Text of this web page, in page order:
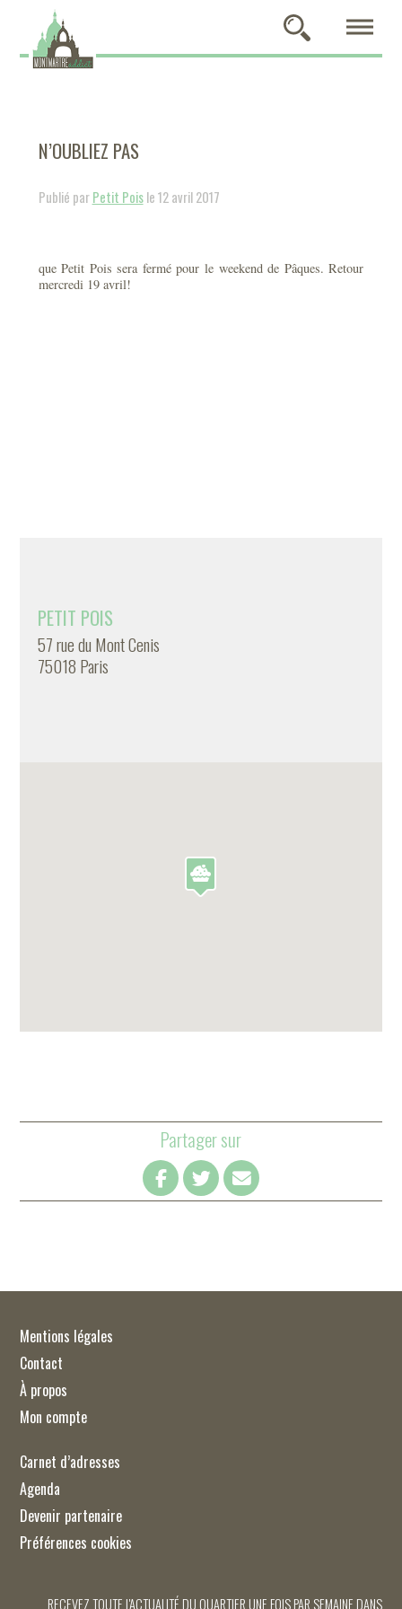
N’OUBLIEZ PAS
Publié parPetit Poisle 12 avril 2017
que Petit Pois sera fermé pour le weekend de Pâques. Retour
mercredi 19 avril!
PETIT POIS
57 rue du Mont Cenis
75018 Paris
Partager sur
Mentions légales
Contact
À propos
Mon compte
Carnet d’adresses
Agenda
Devenir partenaire
Préférences cookies
RECEVEZ TOUTE L'ACTUALITÉ DU QUARTIER UNE FOIS PAR SEMAINE DANS